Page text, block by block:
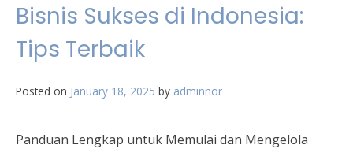
Bisnis Sukses di Indonesia:
Tips Terbaik
Posted on January 18, 2025 by adminnor
Panduan Lengkap untuk Memulai dan Mengelola